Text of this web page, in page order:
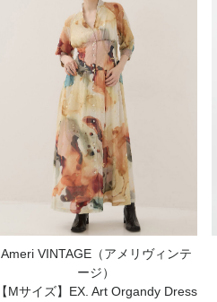
Ameri VINTAGE（アメリヴィンテ
ージ）
【Mサイズ】EX. Art Organdy Dress